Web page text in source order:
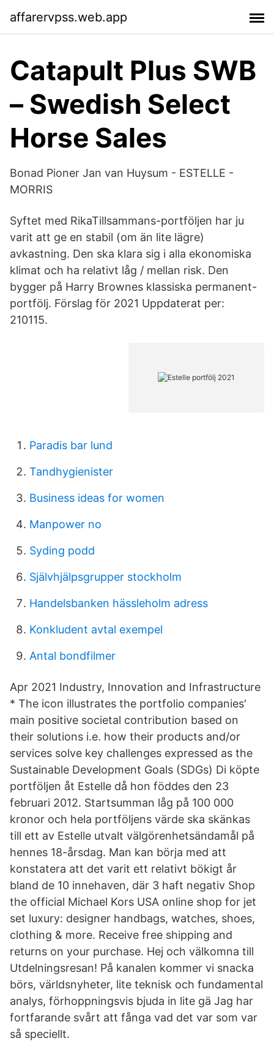
affarervpss.web.app
Catapult Plus SWB
– Swedish Select
Horse Sales
Bonad Pioner Jan van Huysum - ESTELLE -
MORRIS
Syftet med RikaTillsammans-portföljen har ju
varit att ge en stabil (om än lite lägre)
avkastning. Den ska klara sig i alla ekonomiska
klimat och ha relativt låg / mellan risk. Den
bygger på Harry Brownes klassiska permanent-
portfölj. Förslag för 2021 Uppdaterat per:
210115.
Paradis bar lund
Tandhygienister
Business ideas for women
Manpower no
Syding podd
Självhjälpsgrupper stockholm
Handelsbanken hässleholm adress
Konkludent avtal exempel
Antal bondfilmer
Apr 2021 Industry, Innovation and Infrastructure
* The icon illustrates the portfolio companies'
main positive societal contribution based on
their solutions i.e. how their products and/or
services solve key challenges expressed as the
Sustainable Development Goals (SDGs) Di köpte
portföljen åt Estelle då hon föddes den 23
februari 2012. Startsumman låg på 100 000
kronor och hela portföljens värde ska skänkas
till ett av Estelle utvalt välgörenhetsändamål på
hennes 18-årsdag. Man kan börja med att
konstatera att det varit ett relativt bökigt år
bland de 10 innehaven, där 3 haft negativ Shop
the official Michael Kors USA online shop for jet
set luxury: designer handbags, watches, shoes,
clothing & more. Receive free shipping and
returns on your purchase. Hej och välkomna till
Utdelningsresan! På kanalen kommer vi snacka
börs, världsnyheter, lite teknisk och fundamental
analys, förhoppningsvis bjuda in lite gä Jag har
fortfarande svårt att fånga vad det var som var
så speciellt.